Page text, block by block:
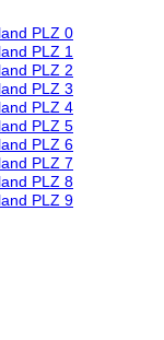
PLZ 0
PLZ 1
PLZ 2
PLZ 3
PLZ 4
PLZ 5
PLZ 6
PLZ 7
PLZ 8
PLZ 9